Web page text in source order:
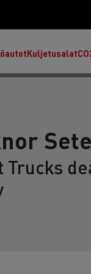
Kuljetusalat
Trucks